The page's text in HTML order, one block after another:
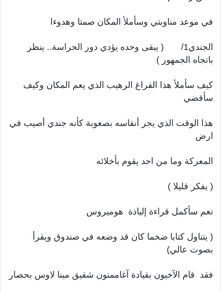
في موعد مناوبتي وسأملأ المكان صمتا وهدوءا
الجندي1/ ( يبقى وحده يؤدي دور الحراسة.. ينظر
باتجاه الجمهور )
كيف سأملأ هذا الفراغ الرهيب الذي يعم المكان وكيف
سأقضي
هذا الوقت الذي يجر أنفاسه بصعوبة كأنه جندي أصيب في
ارض
المعركة وما من احد يقوم بأخلائه
( يفكر قليلا )
نعم سأكمل قراءة إلياذة هوميروس
( يتناول كتابا ضخما كان قد وضعه في صندوق ويقرأ
بصوت عالي)
فقد قام الآخيون بقيادة آغاممنون شقيق مينا لاوس بحصار